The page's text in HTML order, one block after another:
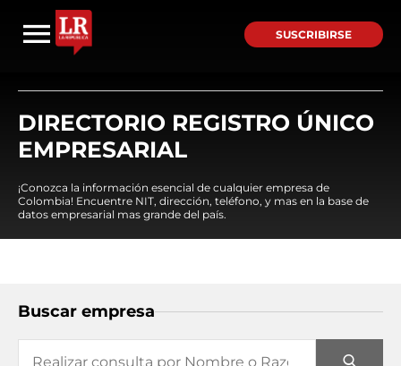
SUSCRIBIRSE
DIRECTORIO REGISTRO ÚNICO
EMPRESARIAL
¡Conozca la información esencial de cualquier empresa de
Colombia! Encuentre NIT, dirección, teléfono, y mas en la base de
datos empresarial mas grande del país.
Buscar empresa